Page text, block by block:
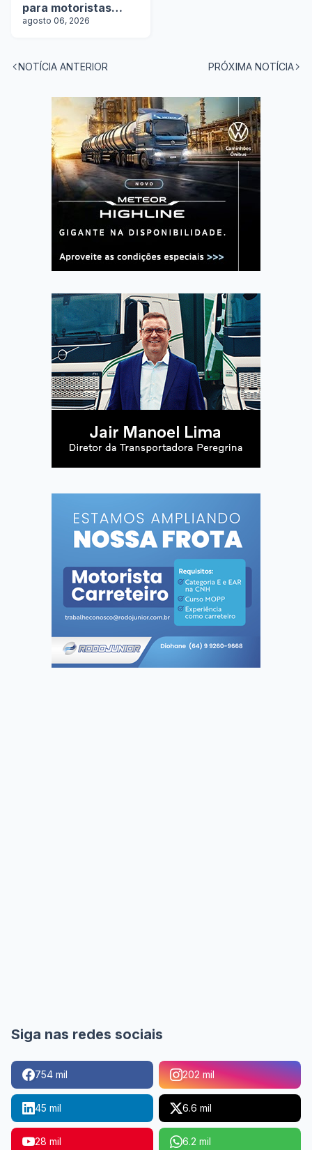
para motoristas
categoria D
agosto 06, 2026
NOTÍCIA ANTERIOR PRÓXIMA NOTÍCIA
Siga nas redes sociais
754 mil 202 mil
45 mil 6.6 mil
28 mil 6.2 mil